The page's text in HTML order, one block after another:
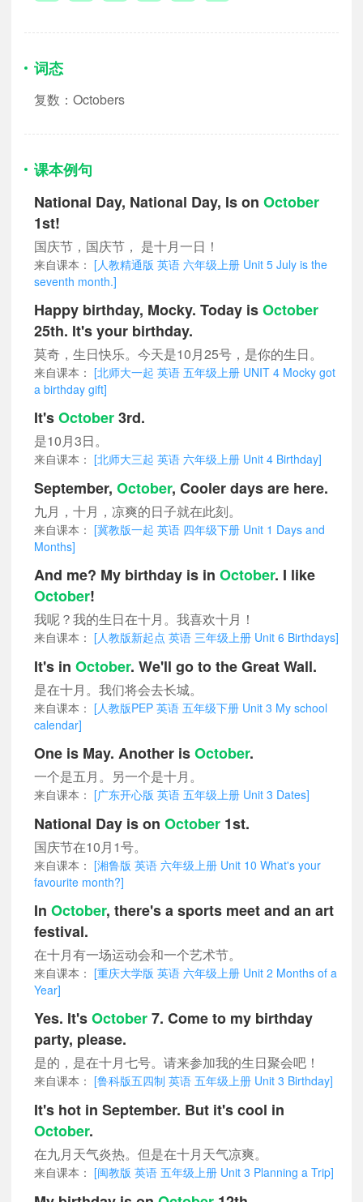
词态
复数：Octobers
课本例句
National Day, National Day, Is on October
1st!
国庆节，国庆节， 是十月一日！
来自课本： [人教精通版 英语 六年级上册 Unit 5 July is the
seventh month.]
Happy birthday, Mocky. Today isOctober
25th. It's your birthday.
莫奇，生日快乐。今天是10月25号，是你的生日。
来自课本： [北师大一起 英语 五年级上册 UNIT 4 Mocky got
a birthday gift]
It'sOctober3rd.
是10月3日。
来自课本： [北师大三起 英语 六年级上册 Unit 4 Birthday]
September, October, Cooler days are here.
九月，十月，凉爽的日子就在此刻。
来自课本： [冀教版一起 英语 四年级下册 Unit 1 Days and
Months]
And me? My birthday is in October. I like
October!
我呢？我的生日在十月。我喜欢十月！
来自课本： [人教版新起点 英语 三年级上册 Unit 6 Birthdays]
It's in October. We'll go to the Great Wall.
是在十月。我们将会去长城。
来自课本： [人教版PEP 英语 五年级下册 Unit 3 My school
calendar]
One is May. Another isOctober.
一个是五月。另一个是十月。
来自课本： [广东开心版 英语 五年级上册 Unit 3 Dates]
National Day is on October 1st.
国庆节在10月1号。
来自课本： [湘鲁版 英语 六年级上册 Unit 10 What's your
favourite month?]
In October, there's a sports meet and an art
festival.
在十月有一场运动会和一个艺术节。
来自课本： [重庆大学版 英语 六年级上册 Unit 2 Months of a
Year]
Yes. It'sOctober7. Come to my birthday
party, please.
是的，是在十月七号。请来参加我的生日聚会吧！
来自课本： [鲁科版五四制 英语 五年级上册 Unit 3 Birthday]
It's hot in September. But it's cool in
October.
在九月天气炎热。但是在十月天气凉爽。
来自课本： [闽教版 英语 五年级上册 Unit 3 Planning a Trip]